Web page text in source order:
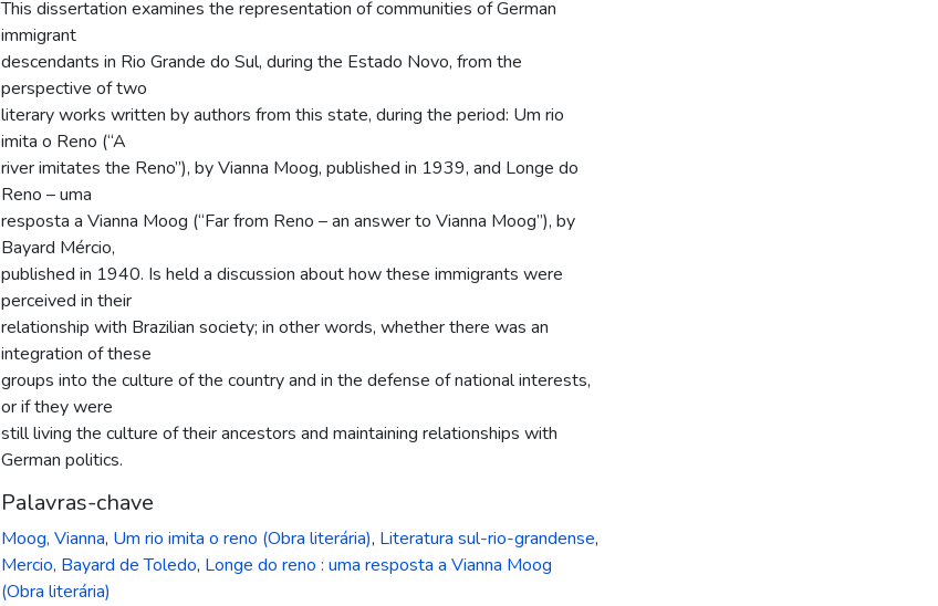
This dissertation examines the representation of communities of German
immigrant
descendants in Rio Grande do Sul, during the Estado Novo, from the
perspective of two
literary works written by authors from this state, during the period: Um rio
imita o Reno (“A
river imitates the Reno”), by Vianna Moog, published in 1939, and Longe do
Reno – uma
resposta a Vianna Moog (“Far from Reno – an answer to Vianna Moog”), by
Bayard Mércio,
published in 1940. Is held a discussion about how these immigrants were
perceived in their
relationship with Brazilian society; in other words, whether there was an
integration of these
groups into the culture of the country and in the defense of national interests,
or if they were
still living the culture of their ancestors and maintaining relationships with
German politics.
Palavras-chave
Moog, Vianna, Um rio imita o reno (Obra literária), Literatura sul-rio-grandense,
Mercio, Bayard de Toledo, Longe do reno : uma resposta a Vianna Moog
(Obra literária)